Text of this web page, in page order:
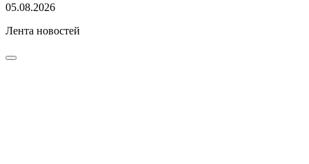
05.08.2026
Лента новостей